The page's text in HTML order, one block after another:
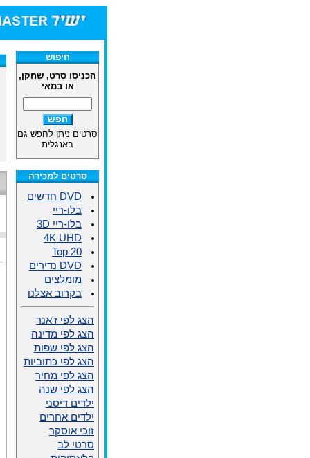
חיפוש
הכניסו סרט, שחקן,
או במאי
סרטים ניתן לחפש גם
באנגלית
סרטים למכירה
DVD חדשים
בלו-ריי
בלו-ריי 3D
4K UHD
Top 20
DVD נדירים
מומלצים
בקרוב אצלנו
הצג לפי ז'אנר
הצג לפי מדינה
הצג לפי שפות
הצג לפי כתוביות
הצג לפי מחיר
הצג לפי שנה
ילדים דיסני
ילדים אחרים
זוכי אוסקר
סרטי לב